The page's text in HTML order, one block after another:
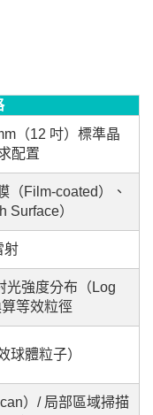
（12 吋）標準晶
配置
（Film-coated）、
Surface）
射
光強度分布（Log
等效粒徑
球體粒子）
）/ 局部區域掃描